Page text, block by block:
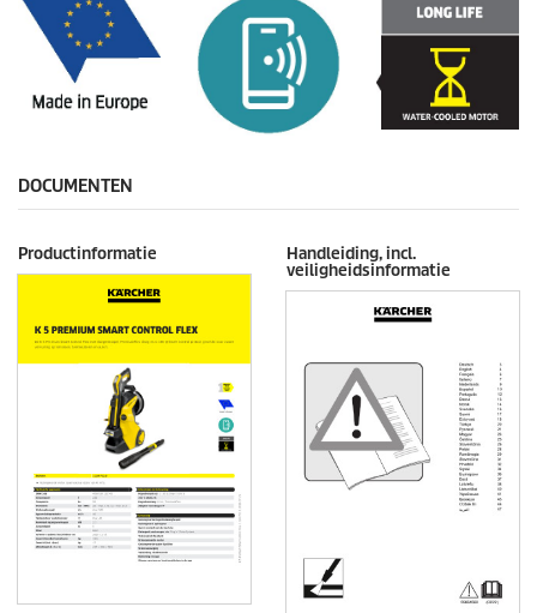
DOCUMENTEN
Productinformatie
Handleiding, incl.
veiligheidsinformatie